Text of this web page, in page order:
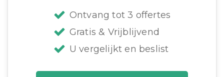
Ontvang tot 3 offertes
Gratis & Vrijblijvend
U vergelijkt en beslist